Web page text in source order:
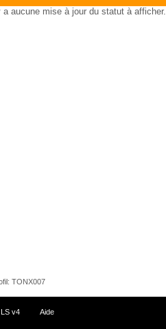
a aucune mise à jour du statut à afficher.
TONX007
v4 Aide